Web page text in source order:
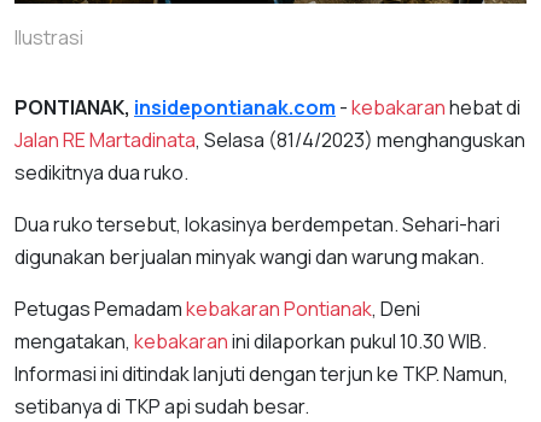
Ilustrasi
PONTIANAK, insidepontianak.com -kebakaranhebat di
Jalan RE Martadinata, Selasa (81/4/2023) menghanguskan
sedikitnya dua ruko.
Dua ruko tersebut, lokasinya berdempetan. Sehari-hari
digunakan berjualan minyak wangi dan warung makan.
Petugas PemadamkebakaranPontianak, Deni
mengatakan, kebakaranini dilaporkan pukul 10.30 WIB.
Informasi ini ditindak lanjuti dengan terjun ke TKP. Namun,
setibanya di TKP api sudah besar.